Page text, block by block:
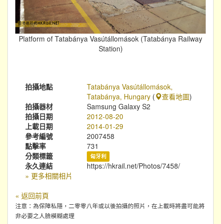
Platform of Tatabánya Vasútállomások (Tatabánya Railway
Station)
拍攝地點
Tatabánya Vasútállomások,
Tatabánya, Hungary ( 查看地圖)
拍攝器材
Samsung Galaxy S2
拍攝日期
2012-08-20
上載日期
2014-01-29
參考編號
2007458
點擊率
731
分類標籤
匈牙利
永久連結
https://hkrail.net/Photos/7458/
» 更多相關相片
« 返回前頁
注意：為保障私隱，二零零八年或以後拍攝的照片，在上載時將盡可能將
非必要之人臉模糊處理